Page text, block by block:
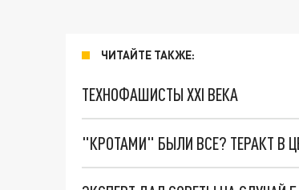
ЧИТАЙТЕ ТАКЖЕ:
ТЕХНОФАШИСТЫ XXI ВЕКА
"КРОТАМИ" БЫЛИ ВСЕ? ТЕРАКТ В